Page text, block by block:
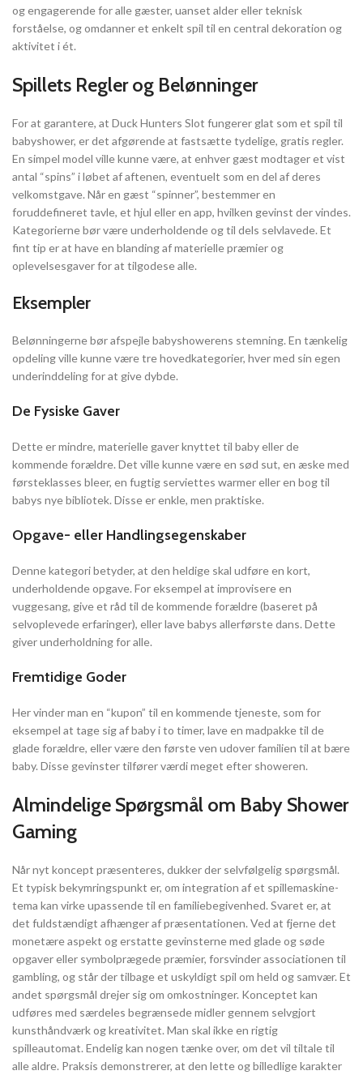
og engagerende for alle gæster, uanset alder eller teknisk
forståelse, og omdanner et enkelt spil til en central dekoration og
aktivitet i ét.
Spillets Regler og Belønninger
For at garantere, at Duck Hunters Slot fungerer glat som et spil til
babyshower, er det afgørende at fastsætte tydelige, gratis regler.
En simpel model ville kunne være, at enhver gæst modtager et vist
antal “spins” i løbet af aftenen, eventuelt som en del af deres
velkomstgave. Når en gæst “spinner”, bestemmer en
foruddefineret tavle, et hjul eller en app, hvilken gevinst der vindes.
Kategorierne bør være underholdende og til dels selvlavede. Et
fint tip er at have en blanding af materielle præmier og
oplevelsesgaver for at tilgodese alle.
Eksempler
Belønningerne bør afspejle babyshowerens stemning. En tænkelig
opdeling ville kunne være tre hovedkategorier, hver med sin egen
underinddeling for at give dybde.
De Fysiske Gaver
Dette er mindre, materielle gaver knyttet til baby eller de
kommende forældre. Det ville kunne være en sød sut, en æske med
førsteklasses bleer, en fugtig serviettes warmer eller en bog til
babys nye bibliotek. Disse er enkle, men praktiske.
Opgave- eller Handlingsegenskaber
Denne kategori betyder, at den heldige skal udføre en kort,
underholdende opgave. For eksempel at improvisere en
vuggesang, give et råd til de kommende forældre (baseret på
selvoplevede erfaringer), eller lave babys allerførste dans. Dette
giver underholdning for alle.
Fremtidige Goder
Her vinder man en “kupon” til en kommende tjeneste, som for
eksempel at tage sig af baby i to timer, lave en madpakke til de
glade forældre, eller være den første ven udover familien til at bære
baby. Disse gevinster tilfører værdi meget efter showeren.
Almindelige Spørgsmål om Baby Shower
Gaming
Når nyt koncept præsenteres, dukker der selvfølgelig spørgsmål.
Et typisk bekymringspunkt er, om integration af et spillemaskine-
tema kan virke upassende til en familiebegivenhed. Svaret er, at
det fuldstændigt afhænger af præsentationen. Ved at fjerne det
monetære aspekt og erstatte gevinsterne med glade og søde
opgaver eller symbolprægede præmier, forsvinder associationen til
gambling, og står der tilbage et uskyldigt spil om held og samvær. Et
andet spørgsmål drejer sig om omkostninger. Konceptet kan
udføres med særdeles begrænsede midler gennem selvgjort
kunsthåndværk og kreativitet. Man skal ikke en rigtig
spilleautomat. Endelig kan nogen tænke over, om det vil tiltale til
alle aldre. Praksis demonstrerer, at den lette og billedlige karakter